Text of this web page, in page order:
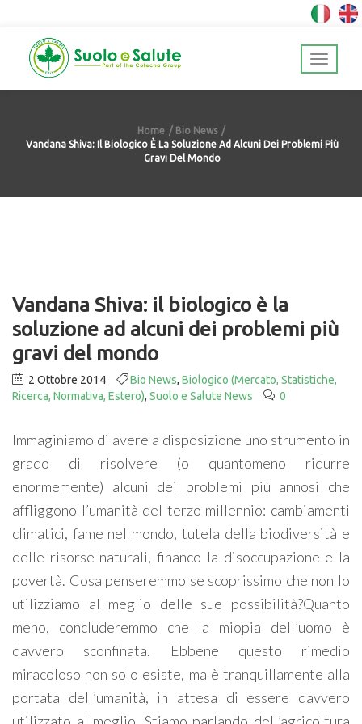
Home
Bio News
Vandana Shiva: Il Biologico È La Soluzione Ad Alcuni Dei Problemi Più
Gravi Del Mondo
Vandana Shiva: il biologico è la
soluzione ad alcuni dei problemi più
gravi del mondo
2 Ottobre 2014 Bio News, Biologico (Mercato, Statistiche,
Ricerca, Normativa, Estero), Suolo e Salute News 0
Immaginiamo di avere a disposizione uno strumento in
grado di risolvere (o quantomeno ridurre
enormemente) alcuni dei problemi più annosi che
affliggono l’umanità del terzo millennio: cambiamenti
climatici, fame nel mondo, tutela della biodiversità e
delle risorse naturali, financo la disoccupazione e la
povertà. Cosa penseremmo se scoprissimo che non lo
utilizziamo al meglio delle sue possibilità?Quanto
meno, concluderemmo che la miopia dell’uomo è
davvero sconfinata. Ebbene questo rimedio
miracoloso non solo esiste, ma è tranquillamente alla
portata dell’umanità, in attesa di essere davvero